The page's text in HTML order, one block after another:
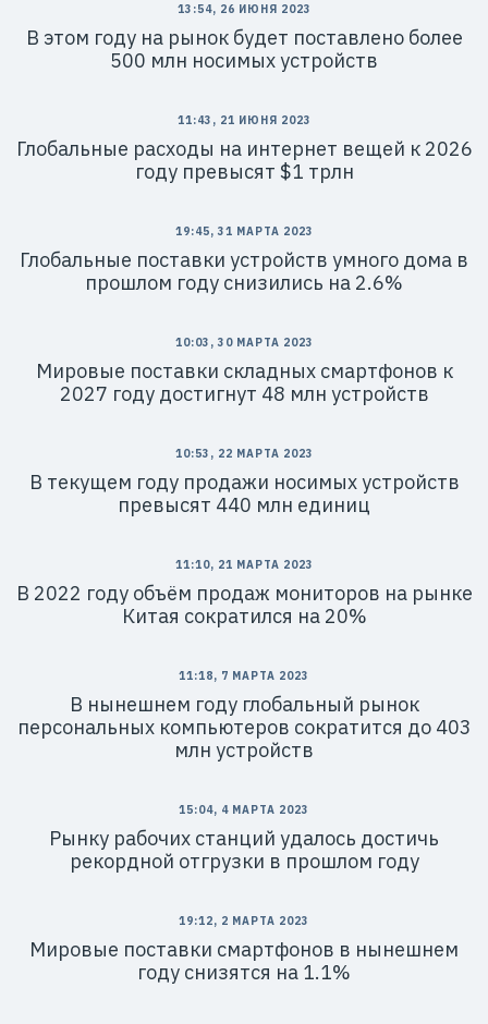
13:54, 26 ИЮНЯ 2023
В этом году на рынок будет поставлено более
500 млн носимых устройств
11:43, 21 ИЮНЯ 2023
Глобальные расходы на интернет вещей к 2026
году превысят $1 трлн
19:45, 31 МАРТА 2023
Глобальные поставки устройств умного дома в
прошлом году снизились на 2.6%
10:03, 30 МАРТА 2023
Мировые поставки складных смартфонов к
2027 году достигнут 48 млн устройств
10:53, 22 МАРТА 2023
В текущем году продажи носимых устройств
превысят 440 млн единиц
11:10, 21 МАРТА 2023
В 2022 году объём продаж мониторов на рынке
Китая сократился на 20%
11:18, 7 МАРТА 2023
В нынешнем году глобальный рынок
персональных компьютеров сократится до 403
млн устройств
15:04, 4 МАРТА 2023
Рынку рабочих станций удалось достичь
рекордной отгрузки в прошлом году
19:12, 2 МАРТА 2023
Мировые поставки смартфонов в нынешнем
году снизятся на 1.1%